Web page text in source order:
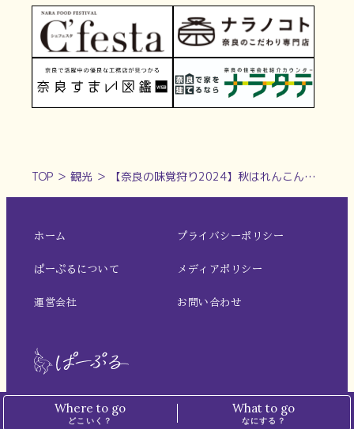
TOP ＞ 観光 ＞ 【奈良の味覚狩り2024】秋はれんこんホリデー♪「自然派農場しもかわ」｜山添村
Where to go
どこいく？
What to go
なにする？
ホーム
ぱーぷるについて
運営会社
プライバシーポリシー
メディアポリシー
お問い合わせ
※本サイトでは、一部の記事にアフィリエイト広告を掲載しています。
※掲載価格は税込表記です。